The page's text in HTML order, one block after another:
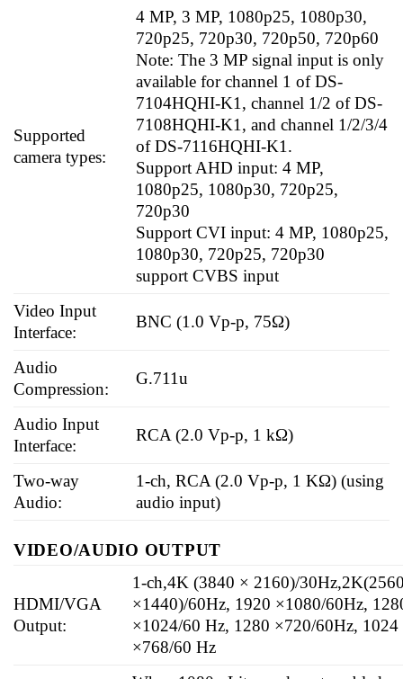
Supported
camera types:
4 MP, 3 MP, 1080p25, 1080p30,
720p25, 720p30, 720p50, 720p60
Note: The 3 MP signal input is only
available for channel 1 of DS-
7104HQHI-K1, channel 1/2 of DS-
7108HQHI-K1, and channel 1/2/3/4
of DS-7116HQHI-K1.
Support AHD input: 4 MP,
1080p25, 1080p30, 720p25,
720p30
Support CVI input: 4 MP, 1080p25,
1080p30, 720p25, 720p30
support CVBS input
Video Input
Interface:
BNC (1.0 Vp-p, 75Ω)
Audio
Compression:
G.711u
Audio Input
Interface:
RCA (2.0 Vp-p, 1 kΩ)
Two-way
Audio:
1-ch, RCA (2.0 Vp-p, 1 KΩ) (using
audio input)
VIDEO/AUDIO OUTPUT
HDMI/VGA
Output:
1-ch,4K (3840 × 2160)/
×1440)/60Hz, 1920 ×1080/60Hz,
×1024/60 Hz, 1280 ×720/60Hz, 1024
×768/60 Hz